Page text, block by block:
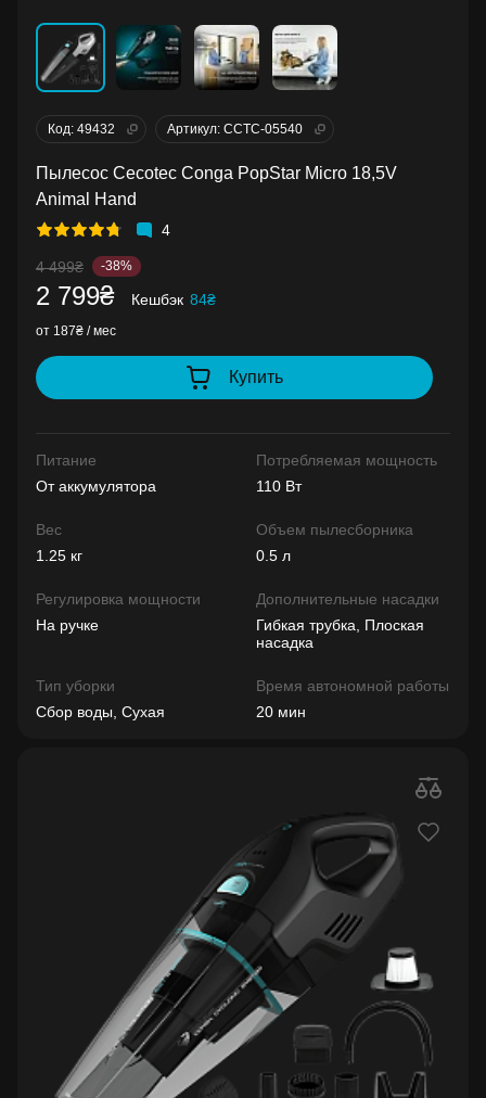
Код: 49432 Артикул: CCTC-05540
Пылесос Cecotec Conga PopStar Micro 18,5V
Animal Hand
4
4 499₴ -38%
2 799₴ Кешбэк 84₴
от 187₴ / мес
Купить
Питание
От аккумулятора
Потребляемая мощность
110 Вт
Вес
1.25 кг
Объем пылесборника
0.5 л
Регулировка мощности
На ручке
Дополнительные насадки
Гибкая трубка, Плоская
насадка
Тип уборки
Сбор воды, Сухая
Время автономной работы
20 мин